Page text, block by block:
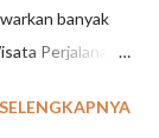
banyak
Perjalanan,
Paket Wisata